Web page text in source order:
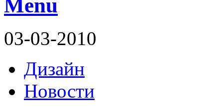
Menu
03-03-2010
Дизайн
Новости